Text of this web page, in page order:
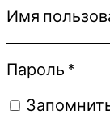
Имя
Пароль *